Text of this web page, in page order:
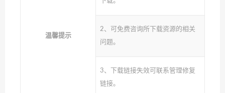
温馨提示
2、可免费咨询所下载资源的相关
问题。
3、下载链接失效可联系管理修复
链接。